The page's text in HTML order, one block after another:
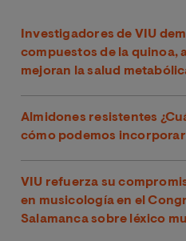
Investigadores de VIU
compuestos de la quinoa,
mejoran la salud
Almidones resistentes
cómo podemos
VIU refuerza su
en musicología en el
Salamanca sobre léxico